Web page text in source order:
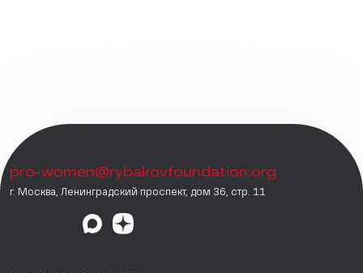
pro-women@rybakovfoundation.org
г. Москва, Ленинградский проспект, дом 36, стр. 11